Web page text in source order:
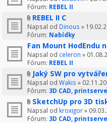
Fórum: REBEL II
REBEL II C
Napsal od Dinous »
Fórum: Nabídky
Fan Mount HodEndu
Napsal od celeron »
Fórum: REBEL II
Jaký SW pro
Napsal od Wakis »
Fórum: 3D CAD,
SketchUp pro 3D
Napsal od kroxigor»
Fórum: 3D CAD,